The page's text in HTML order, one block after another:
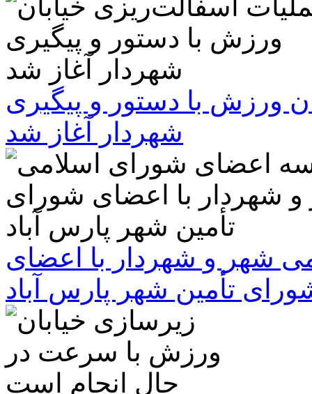
ورزش با دستور و پیگیری
شهردار آغاز شد
شهر و شهردار با اعضای
تأمین شهر پارس آباد